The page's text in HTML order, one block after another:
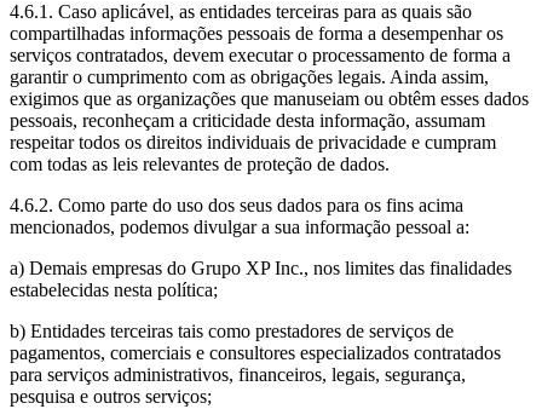
4.6.1. Caso aplicável, as entidades terceiras para as quais são
compartilhadas informações pessoais de forma a desempenhar os
serviços contratados, devem executar o processamento de forma a
garantir o cumprimento com as obrigações legais. Ainda assim,
exigimos que as organizações que manuseiam ou obtêm esses dados
pessoais, reconheçam a criticidade desta informação, assumam
respeitar todos os direitos individuais de privacidade e cumpram
com todas as leis relevantes de proteção de dados.
4.6.2. Como parte do uso dos seus dados para os fins acima
mencionados, podemos divulgar a sua informação pessoal a:
a) Demais empresas do Grupo XP Inc., nos limites das finalidades
estabelecidas nesta política;
b) Entidades terceiras tais como prestadores de serviços de
pagamentos, comerciais e consultores especializados contratados
para serviços administrativos, financeiros, legais, segurança,
pesquisa e outros serviços;